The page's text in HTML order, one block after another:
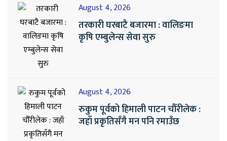
August 4, 2026
तरकारी घरबाटै बजारमा : वालिङमा
कृषि एम्बुलेन्स सेवा सुरु
August 4, 2026
रुकुम पूर्वको हिमाली पाटन चौँरीलेक :
जहाँ प्रकृतिसँगै मन पनि रमाउँछ